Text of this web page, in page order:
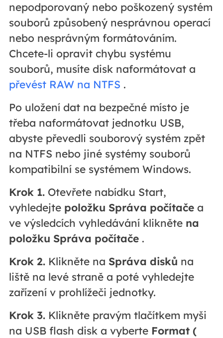
nepodporovaný nebo poškozený systém
souborů způsobený nesprávnou operací
nebo nesprávným formátováním.
Chcete-li opravit chybu systému
souborů, musíte disk naformátovat a
převést RAW na NTFS .
Po uložení dat na bezpečné místo je
třeba naformátovat jednotku USB,
abyste převedli souborový systém zpět
na NTFS nebo jiné systémy souborů
kompatibilní se systémem Windows.
Krok 1.Otevřete nabídku Start,
vyhledejte položku Správa počítačea
ve výsledcích vyhledávání klikněte na
položku Správa počítače.
Krok 2.Klikněte na Správa disků na
liště na levé straně a poté vyhledejte
zařízení v prohlížeči jednotky.
Krok 3.Klikněte pravým tlačítkem myši
na USB flash disk a vyberte Format (